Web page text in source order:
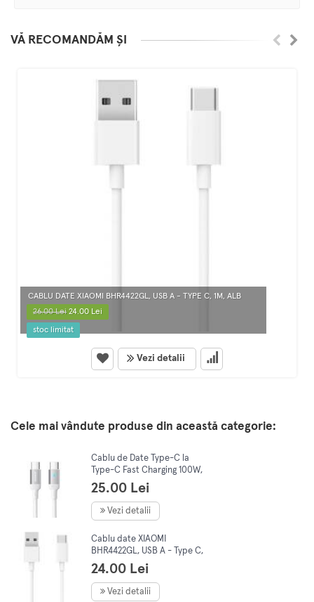
VĂ RECOMANDĂM ȘI
CABLU DATE XIAOMI BHR4422GL, USB A - TYPE C, 1M, ALB
26.00 Lei24.00 Lei
stoc limitat
Vezi detalii
Cele mai vândute produse din această categorie:
Cablu de Date Type-C la
Type-C Fast Charging 100W,
480Mbps, 1.2m, JoyRoom (S-
CC100A10), White
25.00 Lei
Vezi detalii
Cablu date XIAOMI
BHR4422GL, USB A - Type C,
1m, alb
24.00 Lei
Vezi detalii